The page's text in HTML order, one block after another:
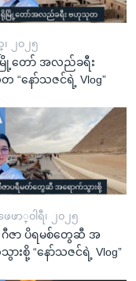
၂၀၂၅
ြို့တော် အလည်ခရီး
“နော်သဇင်ရဲ့ Vlog”
ေဖာ္၀ါရီ၊ ၂၀၂၅
ဂီဇာ ပိရမစ်တွေဆီ အ
ားစို့ “နော်သဇင်ရဲ့ Vlog”